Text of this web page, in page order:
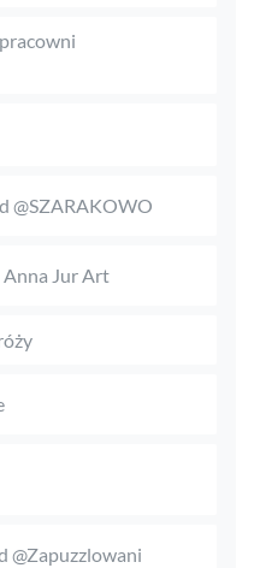
@SZARAKOWO
Anna Jur Art
@Zapuzzlowani